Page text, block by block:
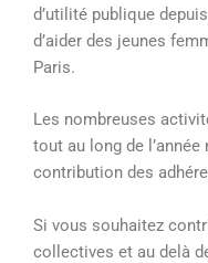
d’utilité publique
d’aider des jeunes
Paris.
Les nombreuses
tout au long de
contribution des
Si vous souhaitez
collectives et au delà